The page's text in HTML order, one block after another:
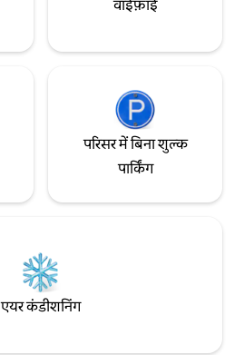
वाईफ़ाई
परिसर में बिना शुल्क
पार्किंग
एयर कंडीशनिंग